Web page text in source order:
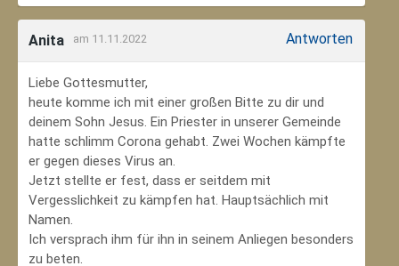
Anita am 11.11.2022 Antworten
Liebe Gottesmutter,
heute komme ich mit einer großen Bitte zu dir und
deinem Sohn Jesus. Ein Priester in unserer Gemeinde
hatte schlimm Corona gehabt. Zwei Wochen kämpfte
er gegen dieses Virus an.
Jetzt stellte er fest, dass er seitdem mit
Vergesslichkeit zu kämpfen hat. Hauptsächlich mit
Namen.
Ich versprach ihm für ihn in seinem Anliegen besonders
zu beten.